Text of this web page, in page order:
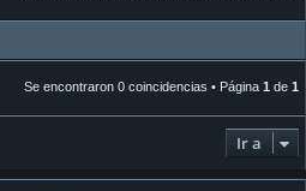
Se encontraron 0 coincidencias • Página 1 de 1
Ir a